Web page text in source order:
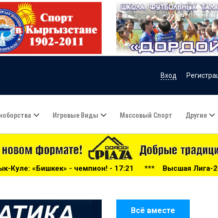
Вход
Игровые Виды Массовый Спорт Другие
- 17:21 *** Высшая Лига-2026: беспощадный
Всё вместе